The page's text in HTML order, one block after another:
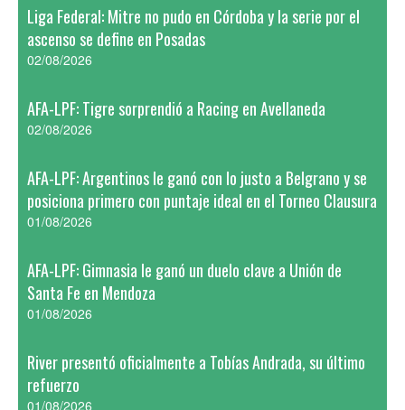
Liga Federal: Mitre no pudo en Córdoba y la serie por el
ascenso se define en Posadas
02/08/2026
AFA-LPF: Tigre sorprendió a Racing en Avellaneda
02/08/2026
AFA-LPF: Argentinos le ganó con lo justo a Belgrano y se
posiciona primero con puntaje ideal en el Torneo Clausura
01/08/2026
AFA-LPF: Gimnasia le ganó un duelo clave a Unión de
Santa Fe en Mendoza
01/08/2026
River presentó oficialmente a Tobías Andrada, su último
refuerzo
01/08/2026